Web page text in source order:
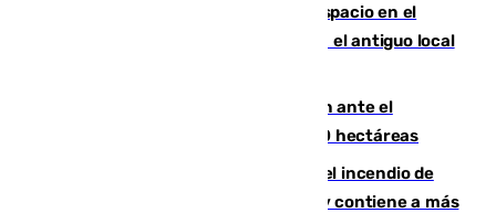
Las marca internacionales ganan espacio en el
Centro de Málaga: La Tagliatella abre en el antiguo local
Moreno pide extremar la precaución ante el
incendio de Niebla, que supera las 4.000 hectáreas
340 personas más desalojadas por el incendio de
Niebla, que mantiene a 410 evacuadas y contiene a más